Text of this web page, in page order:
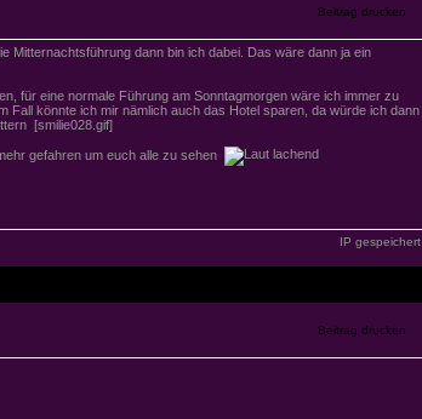
Mitternachtsführung dann bin ich dabei. Das wäre dann ja ein
für eine normale Führung am Sonntagmorgen wäre ich immer zu
Fall könnte ich mir nämlich auch das Hotel sparen, da würde ich dann
[smilie028.gif]
gefahren um euch alle zu sehen
IP gespeichert